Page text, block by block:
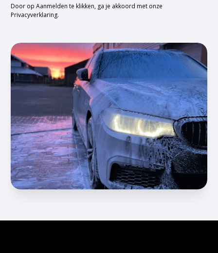
Door op Aanmelden te klikken, ga je akkoord met onze
Privacyverklaring.